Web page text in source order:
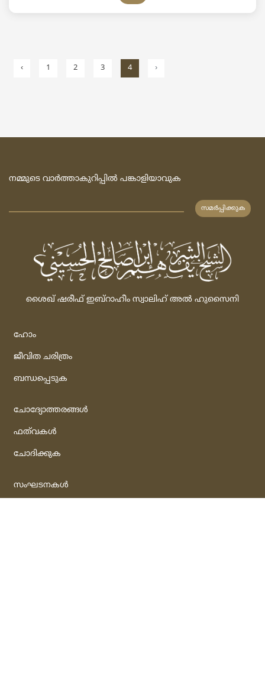
‹ 1 2 3 4 ›
നമ്മുടെ വാര്‍ത്താകുറിപ്പില്‍ പങ്കാളിയാവുക
സമര്‍പ്പിക്കുക
ശൈഖ്‌ ഷരീഫ്‌ ഇബ്‌റാഹീം സ്വാലിഹ്‌ അല്‍ ഹുസൈനി
ഹോം
ജീവിത ചരിത്രം
ബന്ധപ്പെടുക
ചോദ്യോത്തരങ്ങള്‍
ഫത്‌വകള്‍
ചോദിക്കുക
സംഘടനകള്‍